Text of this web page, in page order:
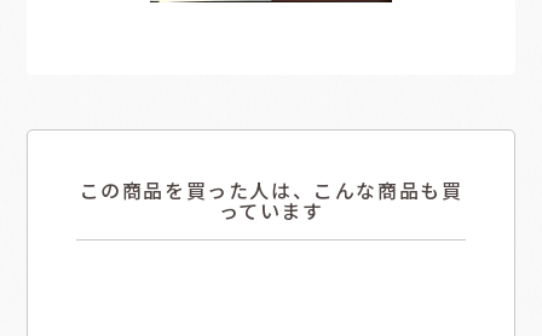
この商品を買った人は、こんな商品も買
っています